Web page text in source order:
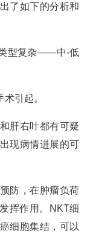
了如下的分析和
类型复杂——中-低
引起。
肝右叶都有可疑
现病情进展的可
防，在肿瘤负荷
挥作用。NKT细
细胞集结，可以